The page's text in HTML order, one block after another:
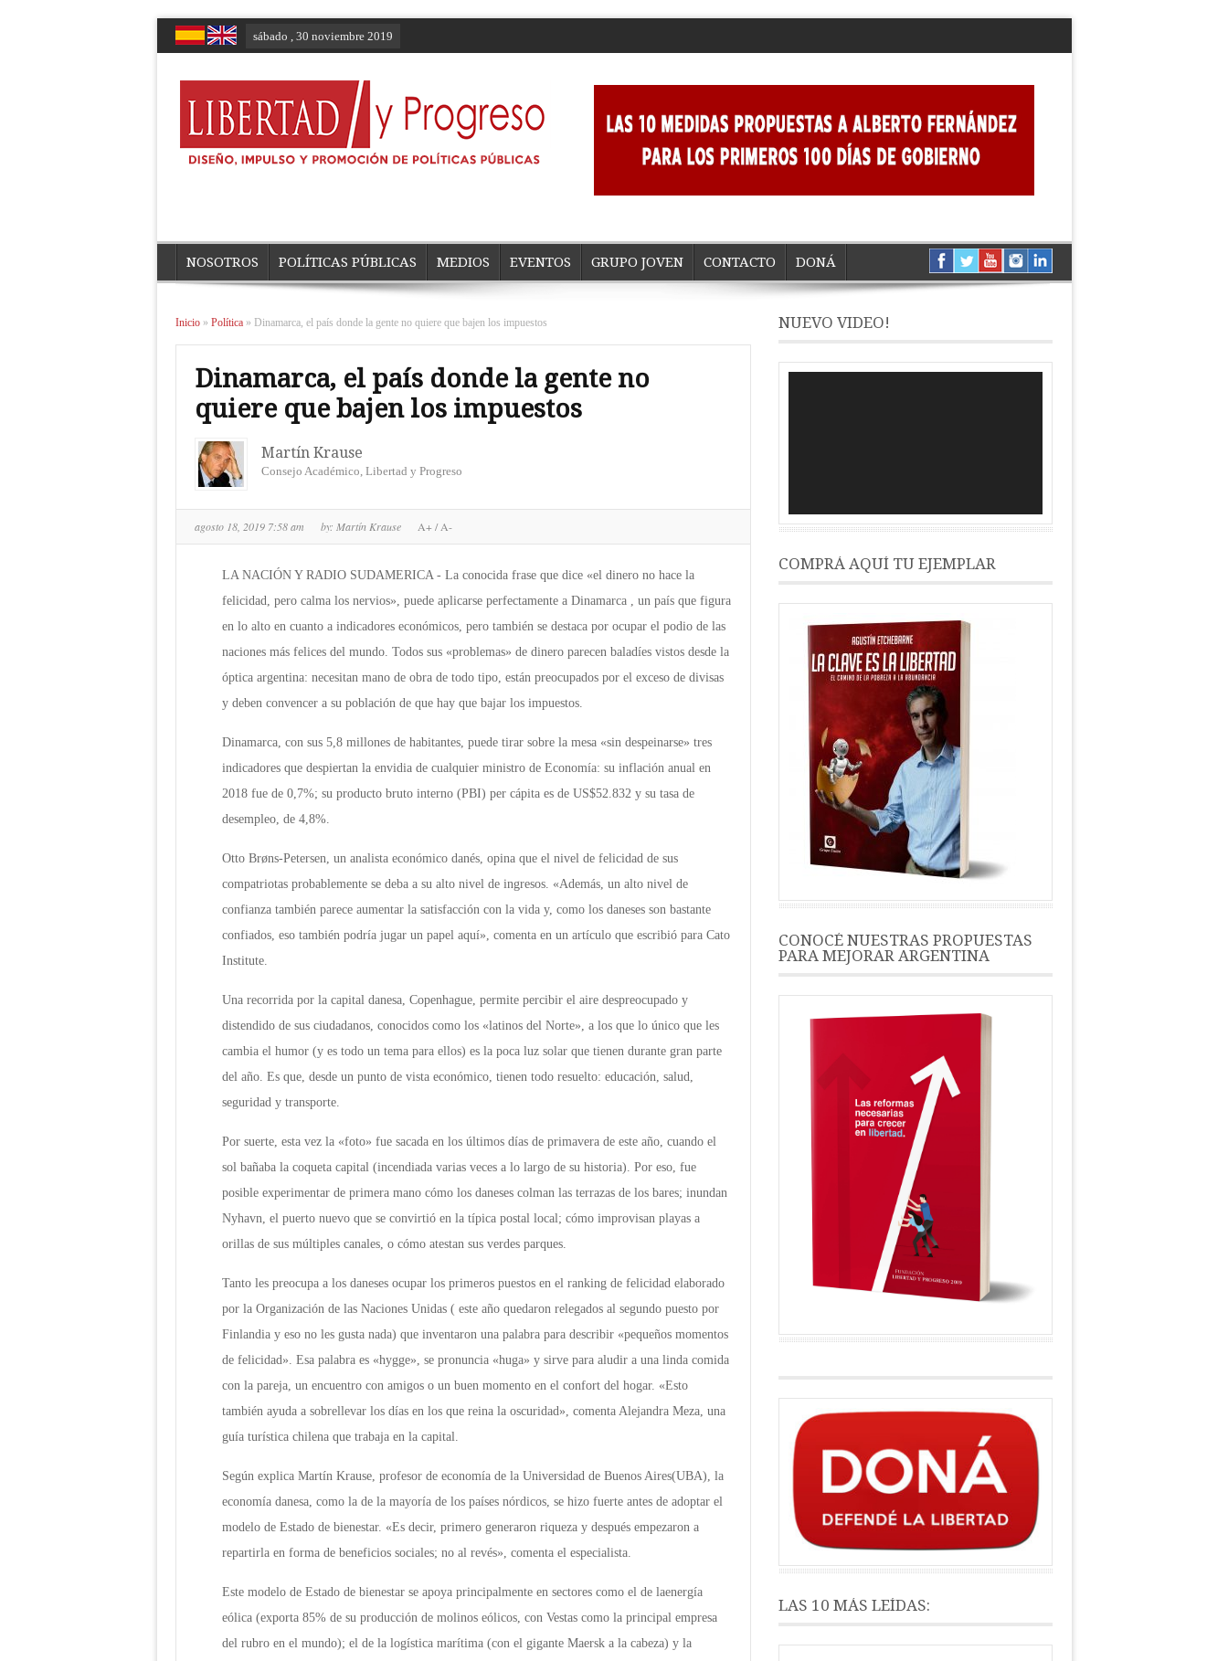
sábado , 30 noviembre 2019
NOSOTROS POLÍTICAS PÚBLICAS MEDIOS EVENTOS GRUPO JOVEN CONTACTO DONÁ
Inicio » Política » Dinamarca, el país donde la gente no quiere que bajen los impuestos
Dinamarca, el país donde la gente no
quiere que bajen los impuestos
Martín Krause
Consejo Académico, Libertad y Progreso
agosto 18, 2019 7:58 am by: Martín Krause A+/A-
LA NACIÓN Y RADIO SUDAMERICA - La conocida frase que dice «el dinero no hace la
felicidad, pero calma los nervios», puede aplicarse perfectamente a Dinamarca , un país que figura
en lo alto en cuanto a indicadores económicos, pero también se destaca por ocupar el podio de las
naciones más felices del mundo. Todos sus «problemas» de dinero parecen baladíes vistos desde la
óptica argentina: necesitan mano de obra de todo tipo, están preocupados por el exceso de divisas
y deben convencer a su población de que hay que bajar los impuestos.
Dinamarca, con sus 5,8 millones de habitantes, puede tirar sobre la mesa «sin despeinarse» tres
indicadores que despiertan la envidia de cualquier ministro de Economía: su inflación anual en
2018 fue de 0,7%; su producto bruto interno (PBI) per cápita es de US$52.832 y su tasa de
desempleo, de 4,8%.
Otto Brøns-Petersen, un analista económico danés, opina que el nivel de felicidad de sus
compatriotas probablemente se deba a su alto nivel de ingresos. «Además, un alto nivel de
confianza también parece aumentar la satisfacción con la vida y, como los daneses son bastante
confiados, eso también podría jugar un papel aquí», comenta en un artículo que escribió para Cato
Institute.
Una recorrida por la capital danesa, Copenhague, permite percibir el aire despreocupado y
distendido de sus ciudadanos, conocidos como los «latinos del Norte», a los que lo único que les
cambia el humor (y es todo un tema para ellos) es la poca luz solar que tienen durante gran parte
del año. Es que, desde un punto de vista económico, tienen todo resuelto: educación, salud,
seguridad y transporte.
Por suerte, esta vez la «foto» fue sacada en los últimos días de primavera de este año, cuando el
sol bañaba la coqueta capital (incendiada varias veces a lo largo de su historia). Por eso, fue
posible experimentar de primera mano cómo los daneses colman las terrazas de los bares; inundan
Nyhavn, el puerto nuevo que se convirtió en la típica postal local; cómo improvisan playas a
orillas de sus múltiples canales, o cómo atestan sus verdes parques.
Tanto les preocupa a los daneses ocupar los primeros puestos en el ranking de felicidad elaborado
por la Organización de las Naciones Unidas ( este año quedaron relegados al segundo puesto por
Finlandia y eso no les gusta nada) que inventaron una palabra para describir «pequeños momentos
de felicidad». Esa palabra es «hygge», se pronuncia «huga» y sirve para aludir a una linda comida
con la pareja, un encuentro con amigos o un buen momento en el confort del hogar. «Esto
también ayuda a sobrellevar los días en los que reina la oscuridad», comenta Alejandra Meza, una
guía turística chilena que trabaja en la capital.
Según explica Martín Krause, profesor de economía de la Universidad de Buenos Aires(UBA), la
economía danesa, como la de la mayoría de los países nórdicos, se hizo fuerte antes de adoptar el
modelo de Estado de bienestar. «Es decir, primero generaron riqueza y después empezaron a
repartirla en forma de beneficios sociales; no al revés», comenta el especialista.
Este modelo de Estado de bienestar se apoya principalmente en sectores como el de laenergía
eólica (exporta 85% de su producción de molinos eólicos, con Vestas como la principal empresa
del rubro en el mundo); el de la logística marítima (con el gigante Maersk a la cabeza) y la
NUEVO VIDEO!
COMPRÁ AQUÍ TU EJEMPLAR
CONOCÉ NUESTRAS PROPUESTAS
PARA MEJORAR ARGENTINA
LAS 10 MÁS LEÍDAS: